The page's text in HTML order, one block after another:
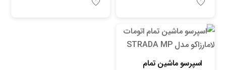
اسپرسو ماشین تمام